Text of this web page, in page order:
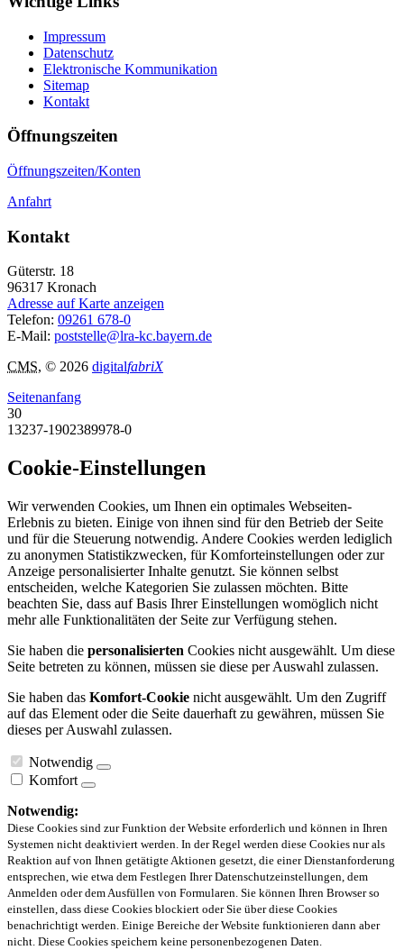
Impressum
Datenschutz
Elektronische Kommunikation
Sitemap
Kontakt
Öffnungszeiten
Öffnungszeiten/Konten
Anfahrt
Kontakt
Güterstr. 18
96317 Kronach
Adresse auf Karte anzeigen
Telefon: 09261 678-0
E-Mail: poststelle@lra-kc.bayern.de
CMS, © 2026 digitalfabriX
Seitenanfang
30
13237-1902389978-0
Cookie-Einstellungen
Wir verwenden Cookies, um Ihnen ein optimales Webseiten-
Erlebnis zu bieten. Einige von ihnen sind für den Betrieb der Seite
und für die Steuerung notwendig. Andere Cookies werden lediglich
zu anonymen Statistikzwecken, für Komforteinstellungen oder zur
Anzeige personalisierter Inhalte genutzt. Sie können selbst
entscheiden, welche Kategorien Sie zulassen möchten. Bitte
beachten Sie, dass auf Basis Ihrer Einstellungen womöglich nicht
mehr alle Funktionalitäten der Seite zur Verfügung stehen.
Sie haben die personalisierten Cookies nicht ausgewählt. Um diese
Seite betreten zu können, müssen sie diese per Auswahl zulassen.
Sie haben das Komfort-Cookie nicht ausgewählt. Um den Zugriff
auf das Element oder die Seite dauerhaft zu gewähren, müssen Sie
dieses per Auswahl zulassen.
Notwendig
Komfort
Notwendig:
Diese Cookies sind zur Funktion der Website erforderlich und können in Ihren
Systemen nicht deaktiviert werden. In der Regel werden diese Cookies nur als
Reaktion auf von Ihnen getätigte Aktionen gesetzt, die einer Dienstanforderung
entsprechen, wie etwa dem Festlegen Ihrer Datenschutzeinstellungen, dem
Anmelden oder dem Ausfüllen von Formularen. Sie können Ihren Browser so
einstellen, dass diese Cookies blockiert oder Sie über diese Cookies
benachrichtigt werden. Einige Bereiche der Website funktionieren dann aber
nicht. Diese Cookies speichern keine personenbezogenen Daten.